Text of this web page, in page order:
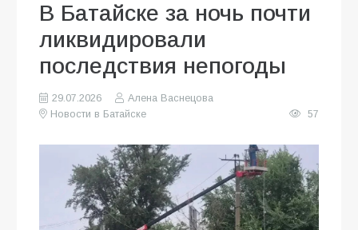
В Батайске за ночь почти
ликвидировали
последствия непогоды
29.07.2026
Алена Васнецова
Новости в Батайске
57